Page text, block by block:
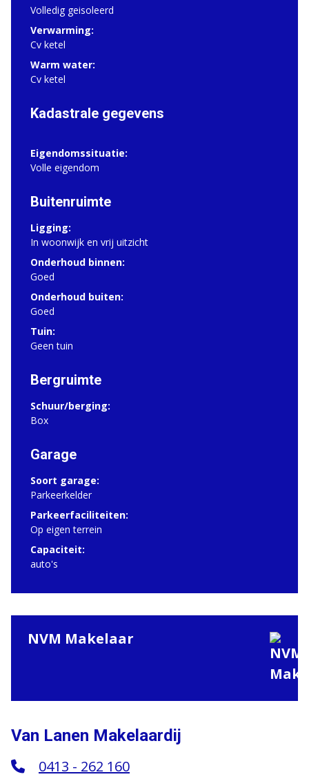
Volledig geisoleerd
Verwarming:
Cv ketel
Warm water:
Cv ketel
Kadastrale gegevens
Eigendomssituatie:
Volle eigendom
Buitenruimte
Ligging:
In woonwijk en vrij uitzicht
Onderhoud binnen:
Goed
Onderhoud buiten:
Goed
Tuin:
Geen tuin
Bergruimte
Schuur/berging:
Box
Garage
Soort garage:
Parkeerkelder
Parkeerfaciliteiten:
Op eigen terrein
Capaciteit:
auto's
NVM Makelaar
Van Lanen Makelaardij
0413 - 262 160